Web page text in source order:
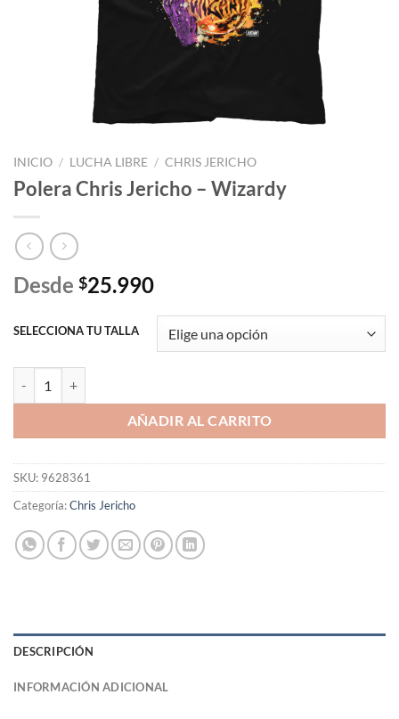
INICIO / LUCHA LIBRE / CHRIS JERICHO
Polera Chris Jericho – Wizardy
Desde $25.990
SELECCIONA TU TALLA
AÑADIR AL CARRITO
SKU: 9628361
Categoría:Chris Jericho
DESCRIPCIÓN
INFORMACIÓN ADICIONAL